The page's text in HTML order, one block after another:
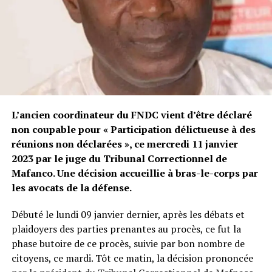
les dirigeants de
corrompus,dictateurset
, portent atteinte à la dignité du chef de
l’État et constituent des infractions pénales.
De son côté, la défense d’Aliou Bah a fermement rejeté
ces accusations. Elle a souligné que le chef de l’État ne
s’était jamais constitué en partie civiledans cette
affaire, ce qui, selon elle, remet en question la légitimité
de la procédure. Les avocats de la défense ont
également insisté sur le fait que le parquet se base
uniquement sur des éléments politiques pour étayer les
accusations. Selon eux, Aliou Bah estvictime de son
engagement politiqueet de ses critiques vis-à-vis du
L’accusé, lors de son audition, a affirmé qu’il n’avait
jamais eu l’intention d’offenser le président ou les
institutions, mais qu’il exerçait simplement son droit à
L’ancien coordinateur du FNDC vient d’être déclaré
non coupable pour « Participation délictueuse à des
réunions non déclarées », ce mercredi 11 janvier
2023 par le juge du Tribunal Correctionnel de
Mafanco. Une décision accueillie à bras-le-corps par
les avocats de la défense.
Débuté le lundi 09 janvier dernier, après les débats et
plaidoyers des parties prenantes au procès, ce fut la
phase butoire de ce procès, suivie par bon nombre de
citoyens, ce mardi. Tôt ce matin, la décision prononcée